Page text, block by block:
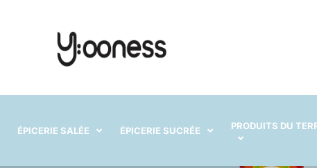
ÉPICERIE SALÉE ÉPICERIE SUCRÉE PRODUITS DU